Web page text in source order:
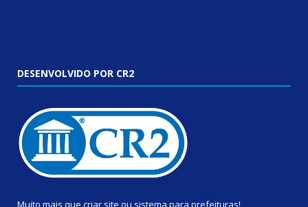
DESENVOLVIDO POR CR2
Muito mais que criar site ou sistema para prefeituras!